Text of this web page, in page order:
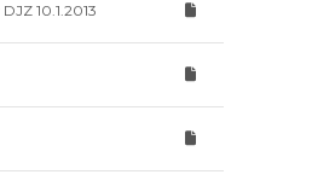
10.1.2013